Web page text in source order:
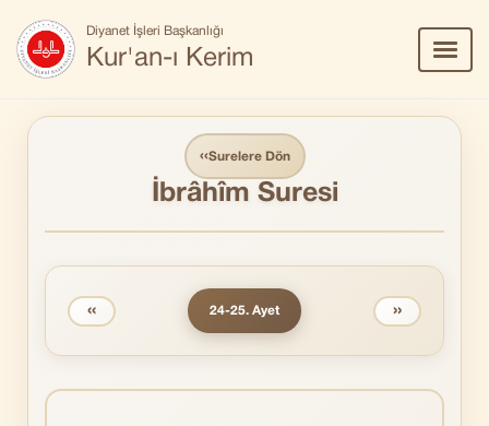
Diyanet İşleri Başkanlığı
Kur'an-ı Kerim
Aç/
‹‹Surelere Dön
İbrâhîm Suresi
‹‹ 24-25. Ayet ››